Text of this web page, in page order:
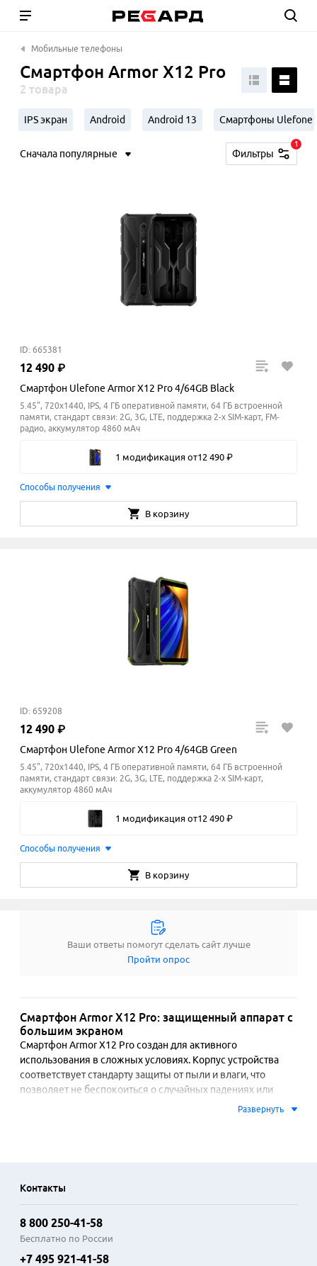
Мобильные телефоны
Смартфон Armor X12 Pro
2 товара
IPS экран Android Android 13 Смартфоны Ulefone
Сначала популярные Фильтры
1
ID: 665381
12 490 ₽
Смартфон Ulefone Armor X12 Pro 4/64GB Black
5.45", 720x1440, IPS, 4 ГБ оперативной памяти, 64 ГБ встроенной
памяти, стандарт связи: 2G, 3G, LTE, поддержка 2-х SIM-карт, FM-
радио, аккумулятор 4860 мАч
1 модификация от12 490 ₽
Способы получения
В корзину
ID: 659208
12 490 ₽
Смартфон Ulefone Armor X12 Pro 4/64GB Green
5.45", 720x1440, IPS, 4 ГБ оперативной памяти, 64 ГБ встроенной
памяти, стандарт связи: 2G, 3G, LTE, поддержка 2-х SIM-карт,
аккумулятор 4860 мАч
1 модификация от12 490 ₽
Способы получения
В корзину
Ваши ответы помогут сделать сайт лучше
Пройти опрос
Смартфон Armor X12 Pro: защищенный аппарат с
большим экраном
Смартфон Armor X12 Pro создан для активного
использования в сложных условиях. Корпус устройства
соответствует стандарту защиты от пыли и влаги, что
позволяет не беспокоиться о случайных падениях или
использовании под дождем. Экран с диагональю 6.8
восьмиядерном процессоре, что гарантирует стабильную
работу приложений и мобильных игр. Объем оперативной
памяти позволяет одновременно работать нескольким
программам без замедления системы. Емкая батарея
рассчитана на длительную работу без частой подзарядки,
Развернуть
Контакты
8 800 250-41-58
Бесплатно по России
+7 495 921-41-58